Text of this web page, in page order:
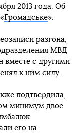
2013 года. Об
Громадське».
разгона,
МВД
вместе с другими
к ним силу.
подтвердила,
минимум двое
его на